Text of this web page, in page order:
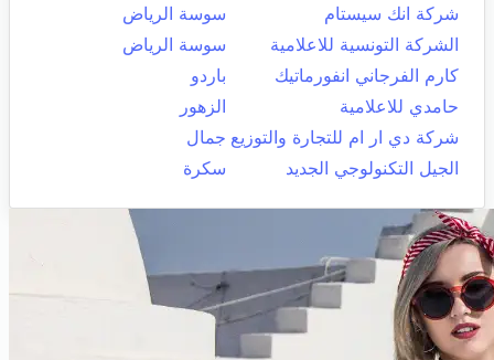
شركة انك سيستام
سوسة الرياض
الشركة التونسية للاعلامية
سوسة الرياض
كارم الفرجاني انفورماتيك
باردو
حامدي للاعلامية
الزهور
شركة دي ار ام للتجارة والتوزيع جمال
الجيل التكنولوجي الجديد
سكرة